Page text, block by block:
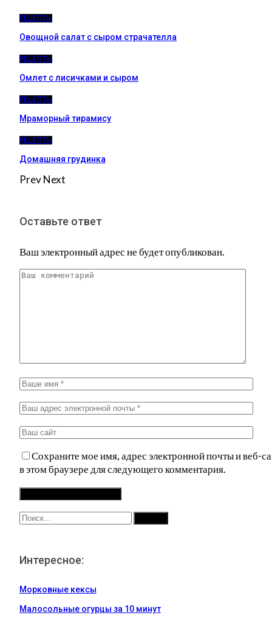
РЕЦЕПТЫ
Овощной салат с сыром страчателла
РЕЦЕПТЫ
Омлет с лисичками и сыром
РЕЦЕПТЫ
Мраморный тирамису
РЕЦЕПТЫ
Домашняя грудинка
PrevNext
Оставьте ответ
Ваш электронный адрес не будет опубликован.
Сохраните мое имя, адрес электронной почты и веб-
в этом браузере для следующего комментария.
Интересное:
Морковные кексы
Малосольные огурцы за 10 минут